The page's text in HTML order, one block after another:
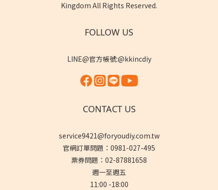
Kingdom All Rights Reserved.
FOLLOW US
LINE@官方帳號:@kkincdiy
CONTACT US
service9421@foryoudiy.com.tw
官網訂單問題：0981-027-495
票券問題：02-87881658
週一至週五
11:00 -18:00